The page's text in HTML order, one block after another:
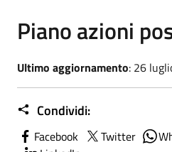
Piano azioni
Ultimo aggiornamento: 26
Condividi:
Facebook Twitter